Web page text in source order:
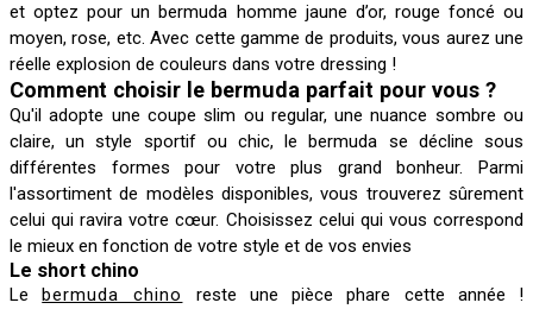
et optez pour un bermuda homme jaune d’or, rouge foncé ou
moyen, rose, etc. Avec cette gamme de produits, vous aurez une
réelle explosion de couleurs dans votre dressing !
Comment choisir le bermuda parfait pour vous ?
Qu'il adopte une coupe slim ou regular, une nuance sombre ou
claire, un style sportif ou chic, le bermuda se décline sous
différentes formes pour votre plus grand bonheur. Parmi
l'assortiment de modèles disponibles, vous trouverez sûrement
celui qui ravira votre cœur. Choisissez celui qui vous correspond
le mieux en fonction de votre style et de vos envies
Le short chino
Lebermuda chino
reste une pièce phare cette année !